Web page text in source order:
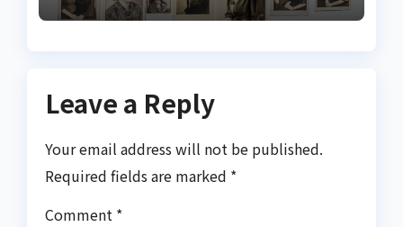
Leave a Reply
Your email address will not be published.
Required fields are marked *
Comment *